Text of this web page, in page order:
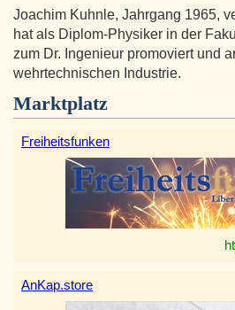
Joachim Kuhnle, Jahrgang 1965,
hat als Diplom-Physiker in der
zum Dr. Ingenieur promoviert und
wehrtechnischen Industrie.
Marktplatz
Freiheitsfunken
AnKap.store